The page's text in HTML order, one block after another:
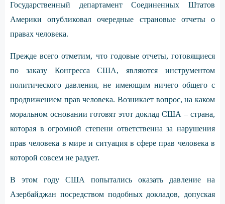
Государственный департамент Соединенных Штатов
Америки опубликовал очередные страновые отчеты о
правах человека.
Прежде всего отметим, что годовые отчеты, готовящиеся
по заказу Конгресса США, являются инструментом
политического давления, не имеющим ничего общего с
продвижением прав человека. Возникает вопрос, на каком
моральном основании готовят этот доклад США – страна,
которая в огромной степени ответственна за нарушения
прав человека в мире и ситуация в сфере прав человека в
которой совсем не радует.
В этом году США попытались оказать давление на
Азербайджан посредством подобных докладов, допуская